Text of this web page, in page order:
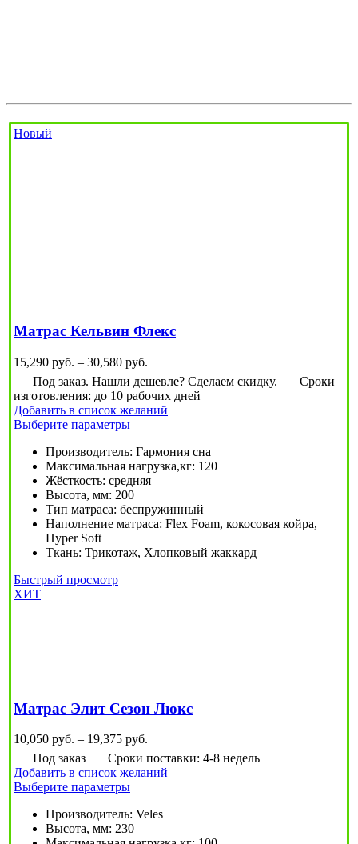
Новый
Матрас Кельвин Флекс
15,290 руб. – 30,580 руб.
15,290
руб.
–
руб.
Под заказ. Нашли дешевле? Сделаем скидку.
Сроки
изготовления: до 10 рабочих дней
Добавить в список желаний
Выберите параметрыЭтот
имеет
несколько
вариаций.
Опции
можно
выбрать
странице
Производитель: Гармония сна
Максимальная нагрузка,кг: 120
Жёсткость: средняя
Высота, мм: 200
Тип матраса: беспружинный
Наполнение матраса: Flex Foam, кокосовая койра,
Hyper Soft
Ткань: Трикотаж, Хлопковый жаккард
Быстрый просмотр
ХИТ
Матрас Элит Сезон Люкс
10,050 руб. – 19,375 руб.
10,050
руб.
19,375
Под заказ
Сроки поставки: 4-8 недель
Добавить в список желаний
Выберите параметрыЭтот
имеет
несколько
Производитель: Veles
Высота, мм: 230